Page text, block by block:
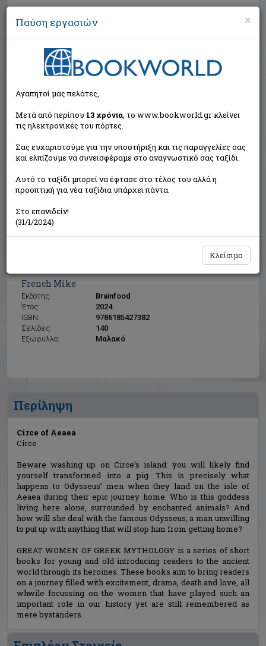
Αναζήτηση
French Mike
Εκδότης:
Brainfood
Έτος:
2024
ISBN:
9786185427382
Σελίδες:
140
Εξώφυλλο:
Μαλακό
Η τιμή μας:€10,80
Δεν υπάρχει δυνατότητα παραγγελίας
Περίληψη
Circe of Aeaea
Circe
Beware washing up on Circe’s island: you will likely find
yourself transformed into a pig. This is precisely what
happens to Odysseus’ men when they land on the isle of
Aeaea during their epic journey home. Who is this goddess
living here alone, surrounded by enchanted animals? And
how will she deal with the famous Odysseus, a man unwilling
to put up with anything that will stop him from getting home?
GREAT WOMEN OF GREEK MYTHOLOGY is a series of short
books for young and old introducing readers to the ancient
world through its heroines. Τhese books aim to bring readers
on a journey filled with excitement, drama, death and love, all
whwile focussing on the women that have played such an
important role in our history yet are still remembered as
mere bystanders.
×
Παύση εργασιών
Αγαπητοί μας πελάτες,
Μετά από περίπου 13 χρόνια, το www.bookworld.gr κλείνει
τις ηλεκτρονικές του πόρτες.
Σας ευχαριστούμε για την υποστήριξη και τις παραγγελίες σας
και ελπίζουμε να συνεισφέραμε στο αναγνωστικό σας ταξίδι.
Αυτό το ταξίδι μπορεί να έφτασε στο τέλος του αλλά η
προοπτική για νέα ταξίδια υπάρχει πάντα.
Στο επανιδείν!
(31/1/2024)
Κλείσιμο